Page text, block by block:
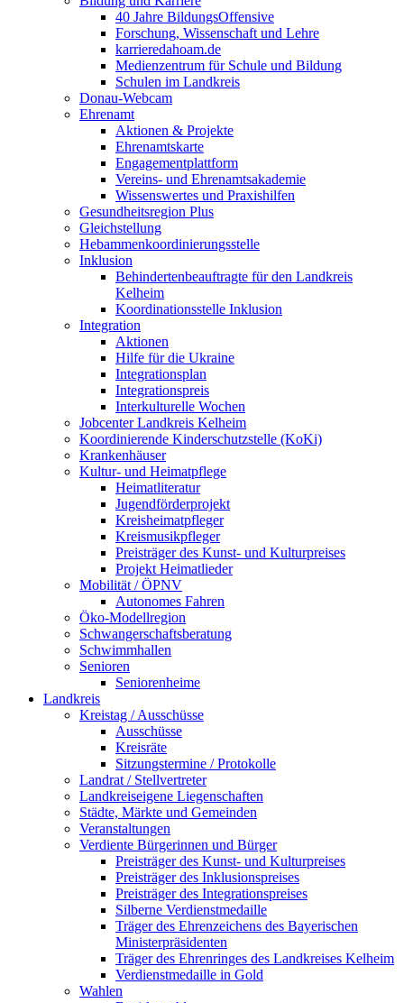
40 Jahre BildungsOffensive
Forschung, Wissenschaft und Lehre
karrieredahoam.de
Medienzentrum für Schule und Bildung
Schulen im Landkreis
Donau-Webcam
Ehrenamt
Aktionen & Projekte
Ehrenamtskarte
Engagementplattform
Vereins- und Ehrenamtsakademie
Wissenswertes und Praxishilfen
Gesundheitsregion Plus
Gleichstellung
Hebammenkoordinierungsstelle
Inklusion
Behindertenbeauftragte für den Landkreis
Kelheim
Koordinationsstelle Inklusion
Integration
Aktionen
Hilfe für die Ukraine
Integrationsplan
Integrationspreis
Interkulturelle Wochen
Jobcenter Landkreis Kelheim
Koordinierende Kinderschutzstelle (KoKi)
Krankenhäuser
Kultur- und Heimatpflege
Heimatliteratur
Jugendförderprojekt
Kreisheimatpfleger
Kreismusikpfleger
Preisträger des Kunst- und Kulturpreises
Projekt Heimatlieder
Mobilität / ÖPNV
Autonomes Fahren
Öko-Modellregion
Schwangerschaftsberatung
Schwimmhallen
Senioren
Seniorenheime
Landkreis
Kreistag / Ausschüsse
Ausschüsse
Kreisräte
Sitzungstermine / Protokolle
Landrat / Stellvertreter
Landkreiseigene Liegenschaften
Städte, Märkte und Gemeinden
Veranstaltungen
Verdiente Bürgerinnen und Bürger
Preisträger des Kunst- und Kulturpreises
Preisträger des Inklusionspreises
Preisträger des Integrationspreises
Silberne Verdienstmedaille
Träger des Ehrenzeichens des Bayerischen
Ministerpräsidenten
Träger des Ehrenringes des Landkreises Kelheim
Verdienstmedaille in Gold
Wahlen